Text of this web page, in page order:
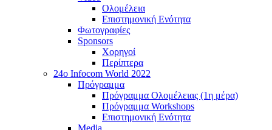
Ολομέλεια
Επιστημονική Ενότητα
Φωτογραφίες
Sponsors
Χορηγοί
Περίπτερα
24o Infocom World 2022
Πρόγραμμα
Πρόγραμμα Ολομέλειας (1η μέρα)
Πρόγραμμα Workshops
Επιστημονική Ενότητα
Media